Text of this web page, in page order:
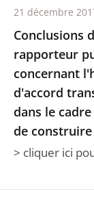
Conclusions
rapporteur
concernant
d'accord
dans le
de construire
> cliquer ici
21 décembre